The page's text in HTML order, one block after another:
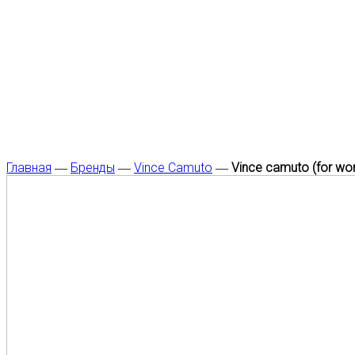
Главная ― Бренды ― Vince Camuto ― Vince camuto (for